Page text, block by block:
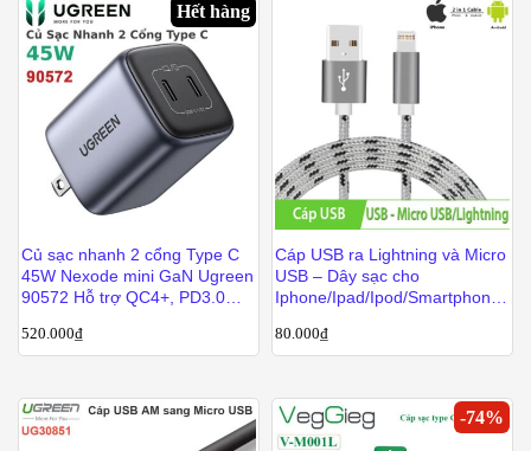
Hết hàng
Củ sạc nhanh 2 cổng Type C
45W Nexode mini GaN Ugreen
90572 Hỗ trợ QC4+, PD3.0
520.000₫
Cáp USB ra Lightning và Micro
USB – Dây sạc cho
Iphone/Ipad/Ipod/Smartphone
điện tử
80.000₫
-74%